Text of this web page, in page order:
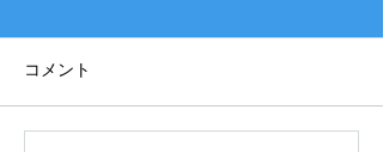
コメント